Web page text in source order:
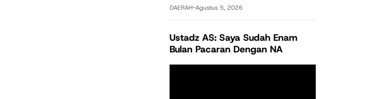
DAERAH-Agustus 5, 2026
Ustadz AS: Saya Sudah Enam
Bulan Pacaran Dengan NA